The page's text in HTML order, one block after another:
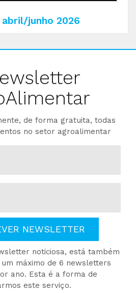
abril/junho 2026
de forma gratuita, todas
no setor agroalimentar
NEWSLETTER
noticiosa, está também
máximo de 6 newsletters
ano. Esta é a forma de
este serviço.